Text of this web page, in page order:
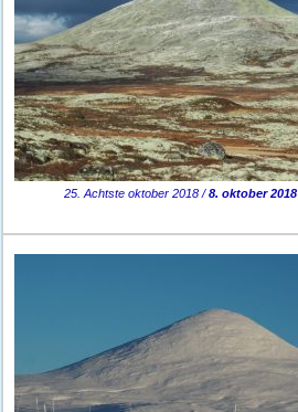
25. Achtste oktober 2018 /8. oktober 2018